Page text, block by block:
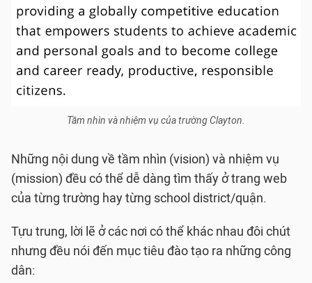
Tầm nhìn và nhiệm vụ của trường Clayton.
Những nội dung về tầm nhìn (vision) và nhiệm vụ
(mission) đều có thể dễ dàng tìm thấy ở trang web
của từng trường hay từng school district/quận.
Tựu trung, lời lẽ ở các nơi có thể khác nhau đôi chút
nhưng đều nói đến mục tiêu đào tạo ra những công
dân: